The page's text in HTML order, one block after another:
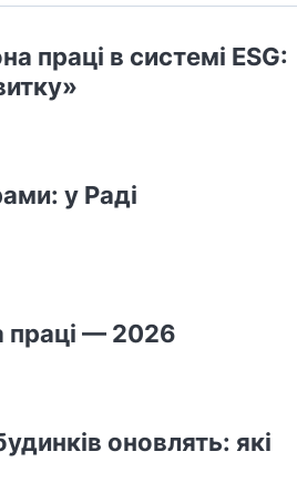
праці в системі ESG:
у Раді
праці — 2026
оновлять: які